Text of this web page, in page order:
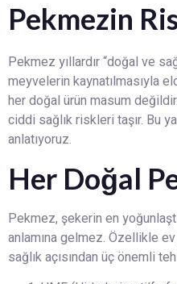
Pekmezin
Pekmez yıllardır “doğal ve
meyvelerin kaynatılmasıyla
her doğal ürün masum
ciddi sağlık riskleri taşır. Bu
anlatıyoruz.
Her Doğal
Pekmez, şekerin en
anlamına gelmez. Özellikle
sağlık açısından üç önemli